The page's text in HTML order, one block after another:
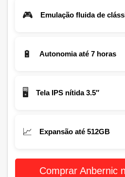
🎮 Emulação fluida de
🔋 Autonomia até 7 horas
🖥️ Tela IPS nítida 3.5″
📈 Expansão até 512GB
Comprar Anbernic